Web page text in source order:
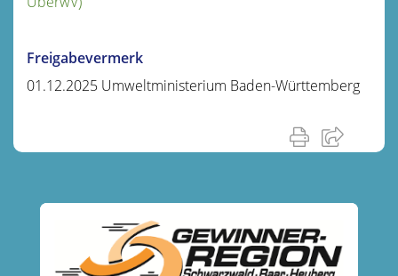
Freigabevermerk
01.12.2025 Umweltministerium Baden-Württemberg